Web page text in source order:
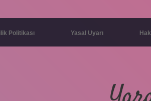
Politikası Yasal Uyarı